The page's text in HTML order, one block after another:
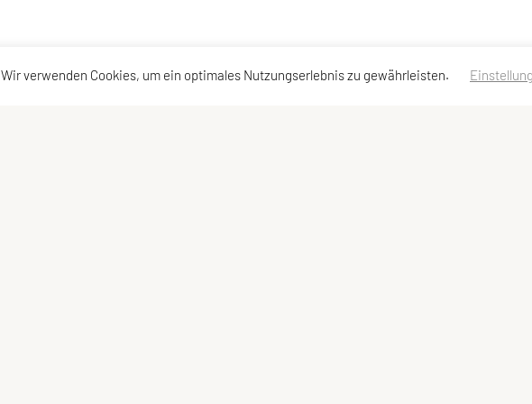
Wir verwenden Cookies, um ein optimales Nutzungserlebnis zu gewährleisten.